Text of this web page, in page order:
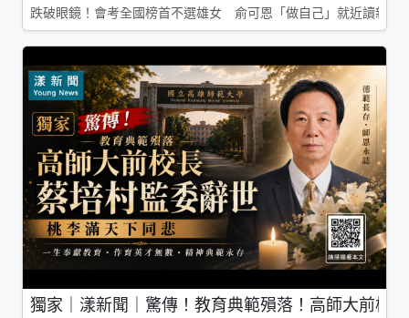
跌破眼鏡！會考全國榜首不選雄女 俞可恩「做自己」就近讀新莊
獨家｜漾新聞｜驚傳！教育典範殞落！高師大前校